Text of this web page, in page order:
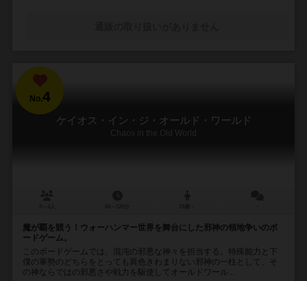
No.4
ケイオス・イン・ジ・オールド・ワールド
Chaos in the Old World
魔が覇を競う！ウォーハンマー世界を舞台にした邪神の領地争いのボ
ードゲーム。
このボードゲームでは、混沌の邪悪な神々を担当する。特殊能力と下
僕の軍勢のどちらをとっても異色きわまりない邪神の一柱として、そ
の神ならではの邪悪さや戦力を駆使してオールドワール...